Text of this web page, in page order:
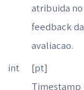
atribuida no
feedback da
avaliacao.
int
[pt]
Timestamp